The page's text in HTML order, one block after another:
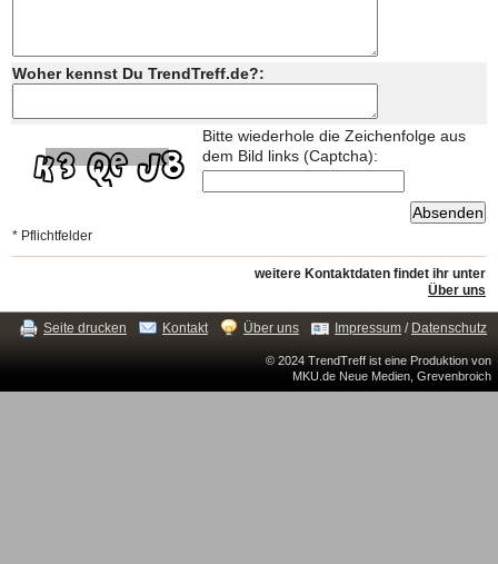
Woher kennst Du TrendTreff.de?:
Bitte wiederhole die Zeichenfolge aus
dem Bild links (Captcha):
* Pflichtfelder
weitere Kontaktdaten findet ihr unter
Über uns
Seite drucken Kontakt Über uns Impressum / Datenschutz
© 2024 TrendTreff ist eine Produktion von
MKU.de Neue Medien, Grevenbroich